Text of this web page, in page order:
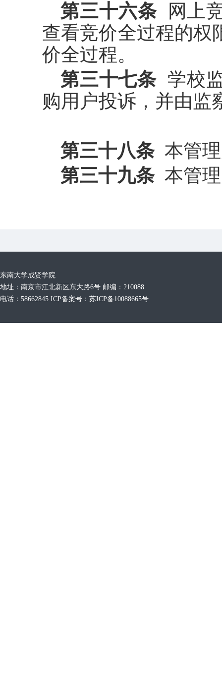
第三十六条
网上
查看竞价全过程的权
价全过程。
第三十七条 学校
购用户投诉，并由监
第三十八条本管理
第三十九条本管理
东南大学成贤学院
地址：南京市江北新区东大路6号 邮编：210088
电话：58662845 ICP备案号：苏ICP备10088665号